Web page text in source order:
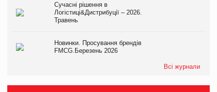
Сучасні рішення в
Логістиці&Дистрибуції – 2026.
Травень
Новинки. Просування брендів
FMCG.Березень 2026
Всі журнали